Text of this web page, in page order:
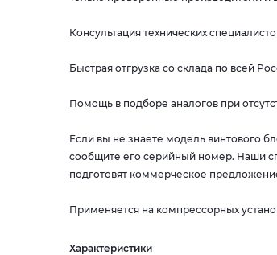
Консультация технических
Быстрая отгрузка со склада по всей
Помощь в подборе аналогов при
Если вы не знаете модель винтового
сообщите его серийный номер. Наши
подготовят коммерческое
Применяется на компрессорных
Характеристики